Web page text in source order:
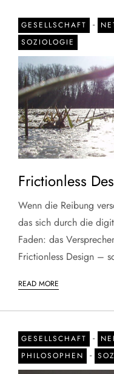
GESELLSCHAFT -
SOZIOLOGIE
Frictionless
Wenn die Reibung
das sich durch die
Faden: das
Frictionless Design –
READ MORE
GESELLSCHAFT -
PHILOSOPHEN -